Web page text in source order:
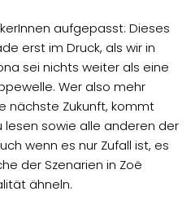
aufgepasst: Dieses
erst im Druck, als wir in
sei nichts weiter als eine
Wer also mehr
nächste Zukunft, kommt
lesen sowie alle anderen der
wenn es nur Zufall ist, es
der Szenarien in Zoë
ähneln.